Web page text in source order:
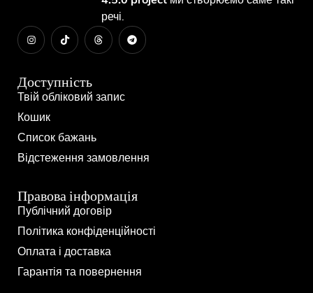
речі.
Доступність
Твій обліковий запис
Кошик
Список бажань
Відстеження замовлення
Правова інформація
Публічний договір
Політика конфіденційності
Оплата і доставка
Гарантія та повернення